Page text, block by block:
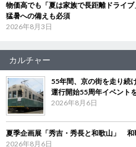
物価高でも「夏は家族で長距離ドライ
猛暑への備えも必須
2026年8月3日
カルチャー
55年間、京の街を走り続
運行開始55周年イベント
2026年8月6日
夏季企画展「秀吉・秀長と和歌山」 和
2026年8月6日